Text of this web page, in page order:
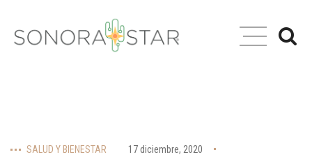
SALUD Y BIENESTAR
17 diciembre, 2020